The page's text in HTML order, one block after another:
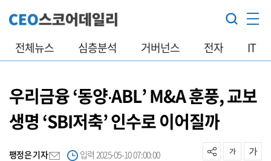
전체뉴스 심층분석 거버넌스 전자 IT
우리금융 ‘동양‧ABL’ M&A 훈풍, 교보
생명 ‘SBI저축’ 인수로 이어질까
팽정은 기자 입력 2025-05-10 07:00:00